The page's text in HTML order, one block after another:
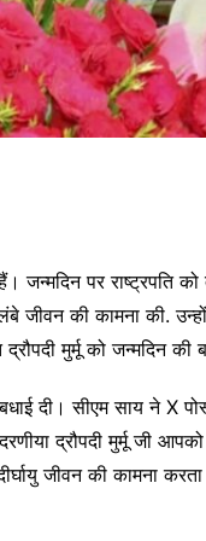
हैं। जन्मदिन पर
जीवन की कामना की.
मुर्मू को जन्मदिन की
दी। सीएम साय ने X
द्रौपदी मुर्मू जी
जीवन की कामना